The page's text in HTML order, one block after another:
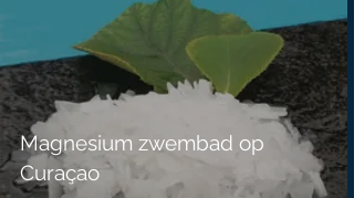
Magnesium zwembad op
Curaçao